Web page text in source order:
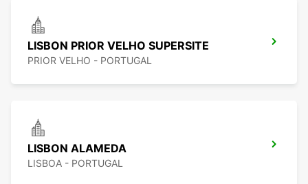
LISBON PRIOR VELHO SUPERSITE
PRIOR VELHO - PORTUGAL
LISBON ALAMEDA
LISBOA - PORTUGAL